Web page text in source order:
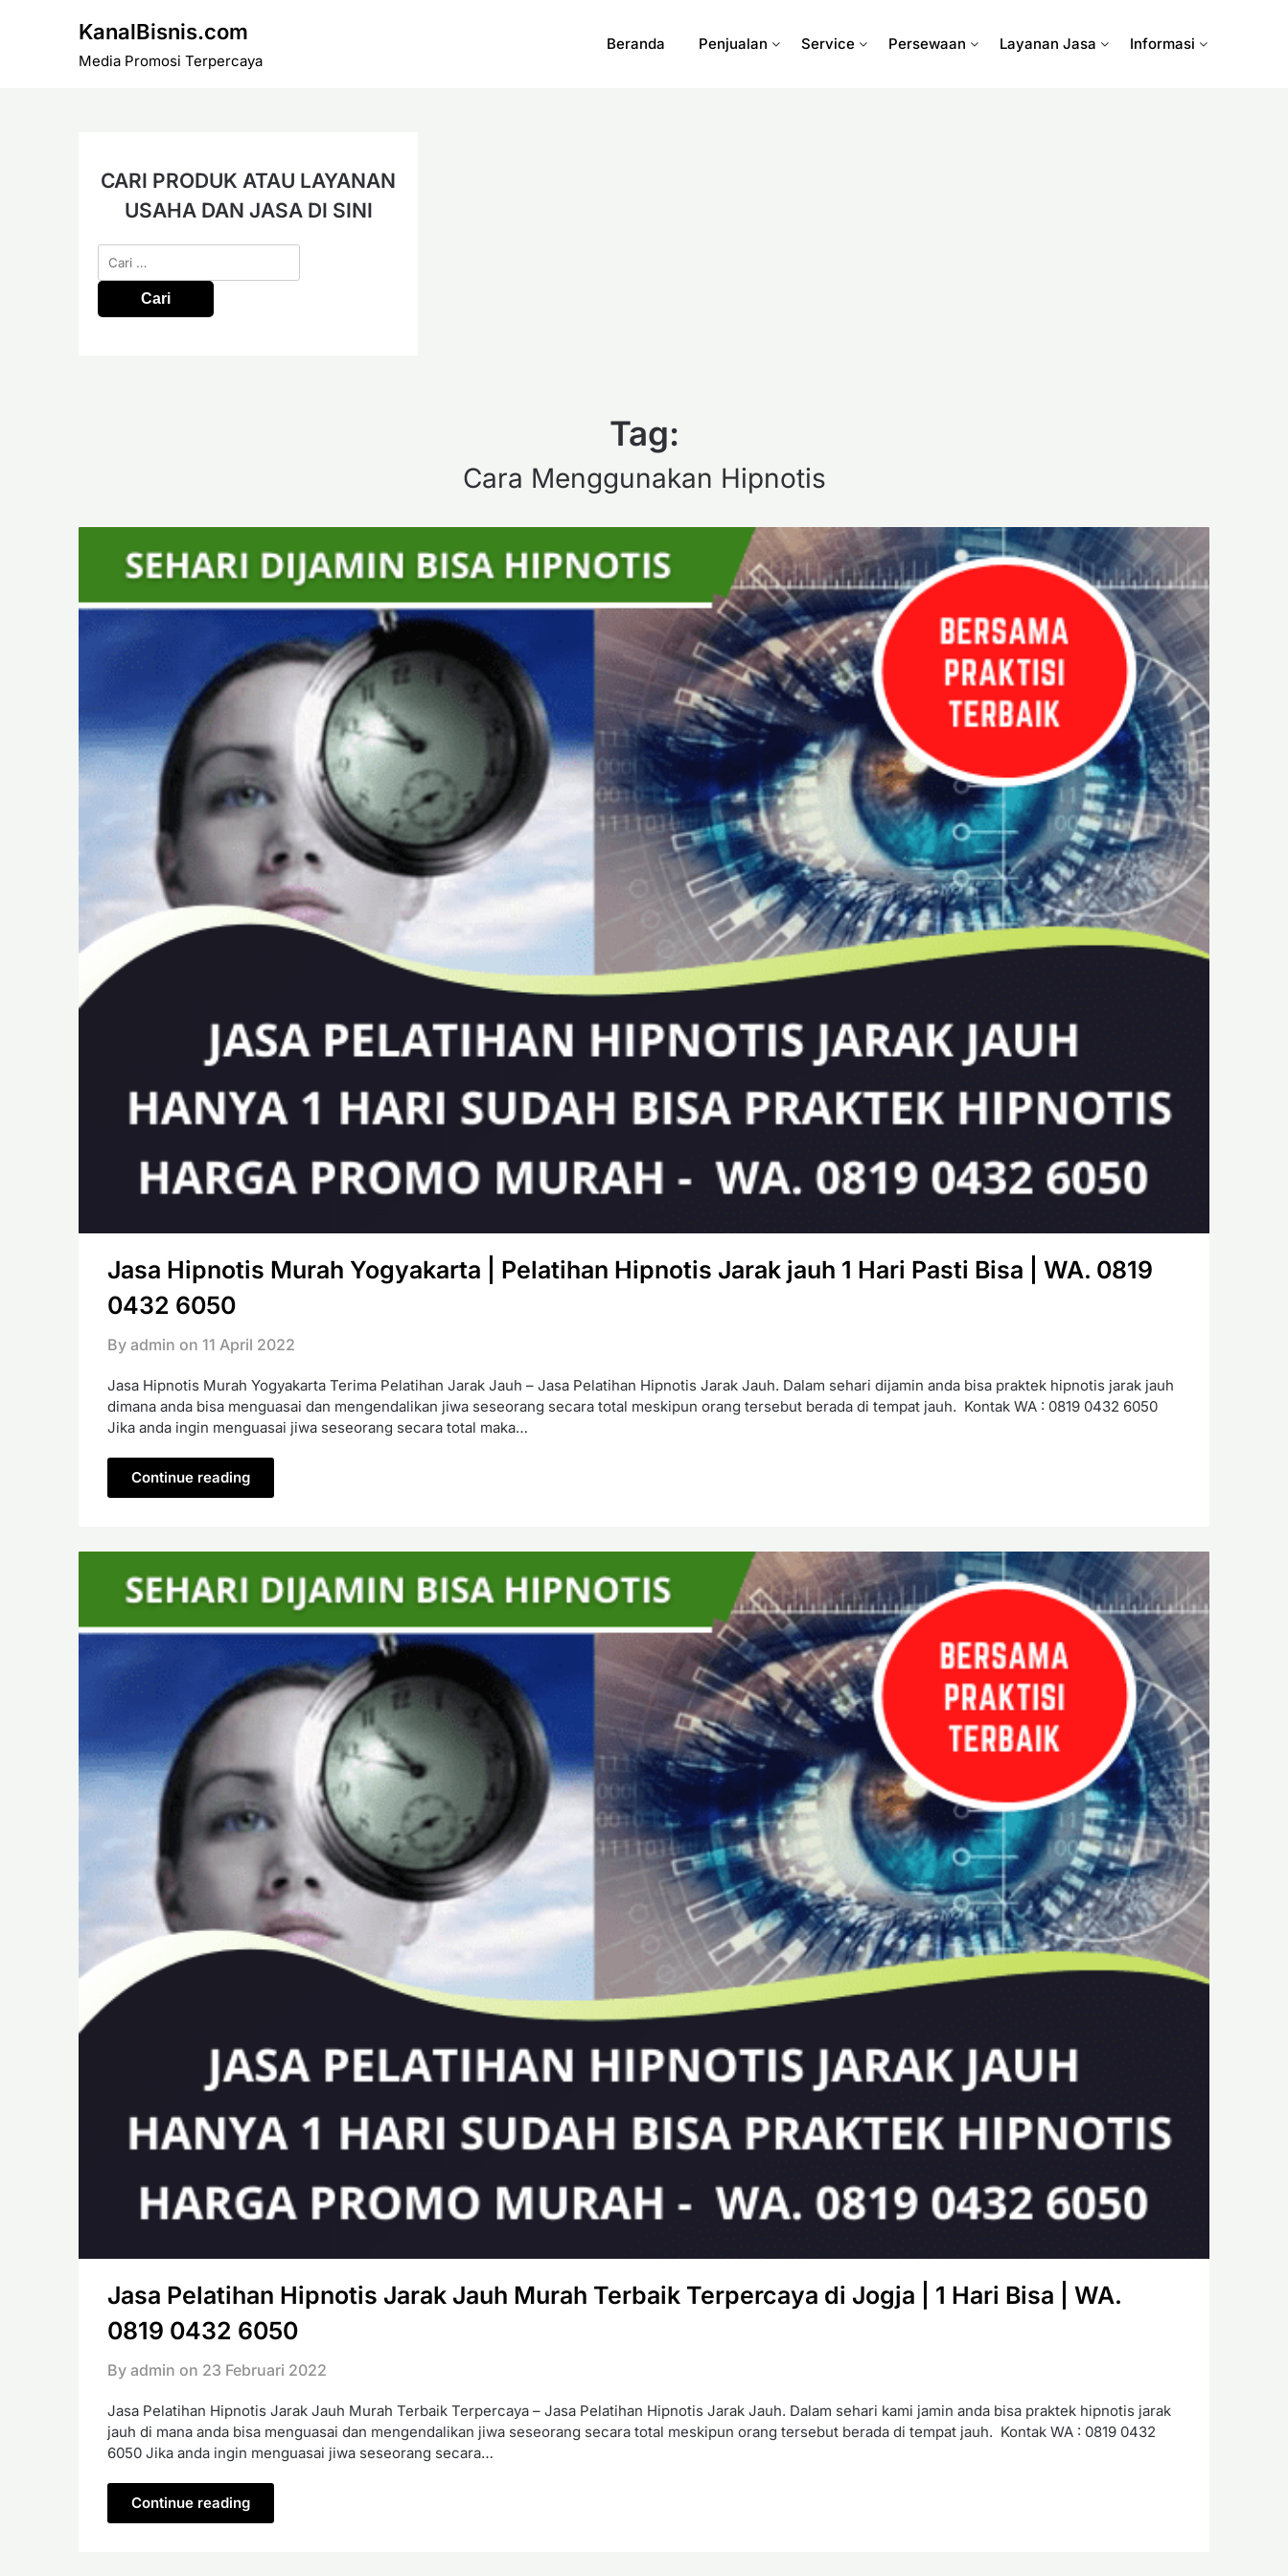
KanalBisnis.com
Media Promosi Terpercaya
Beranda Penjualan Service Persewaan Layanan Jasa Informasi
CARI PRODUK ATAU LAYANAN
USAHA DAN JASA DI SINI
Cari
untuk:
Tag:
Cara Menggunakan Hipnotis
Jasa Hipnotis Murah Yogyakarta | Pelatihan Hipnotis Jarak jauh 1 Hari Pasti Bisa | WA. 0819
0432 6050
By admin on 11 April 2022
Jasa Hipnotis Murah Yogyakarta Terima Pelatihan Jarak Jauh – Jasa Pelatihan Hipnotis Jarak Jauh. Dalam sehari dijamin anda bisa praktek hipnotis jarak jauh
dimana anda bisa menguasai dan mengendalikan jiwa seseorang secara total meskipun orang tersebut berada di tempat jauh. Kontak WA : 0819 0432 6050
Jika anda ingin menguasai jiwa seseorang secara total maka…
Continue reading
Jasa Pelatihan Hipnotis Jarak Jauh Murah Terbaik Terpercaya di Jogja | 1 Hari Bisa | WA.
0819 0432 6050
By admin on 23 Februari 2022
Jasa Pelatihan Hipnotis Jarak Jauh Murah Terbaik Terpercaya – Jasa Pelatihan Hipnotis Jarak Jauh. Dalam sehari kami jamin anda bisa praktek hipnotis jarak
jauh di mana anda bisa menguasai dan mengendalikan jiwa seseorang secara total meskipun orang tersebut berada di tempat jauh. Kontak WA : 0819 0432
6050 Jika anda ingin menguasai jiwa seseorang secara…
Continue reading